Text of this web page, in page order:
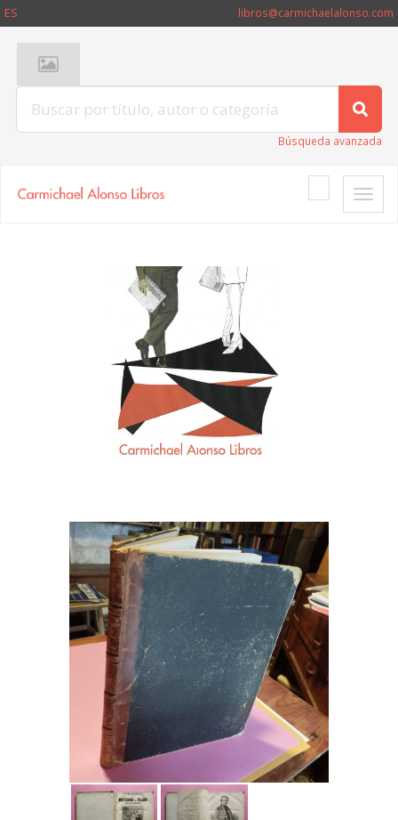
ES libros@carmichaelalonso.com
Búsqueda avanzada
Toggle